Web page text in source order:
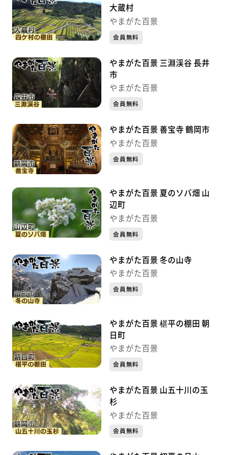
大蔵村
やまがた百景
会員無料
やまがた百景 三淵渓谷 長井
市
やまがた百景
会員無料
やまがた百景 善宝寺 鶴岡市
やまがた百景
会員無料
やまがた百景 夏のソバ畑 山
辺町
やまがた百景
会員無料
やまがた百景 冬の山寺
やまがた百景
会員無料
やまがた百景 椹平の棚田 朝
日町
やまがた百景
会員無料
やまがた百景 山五十川の玉
杉
やまがた百景
会員無料